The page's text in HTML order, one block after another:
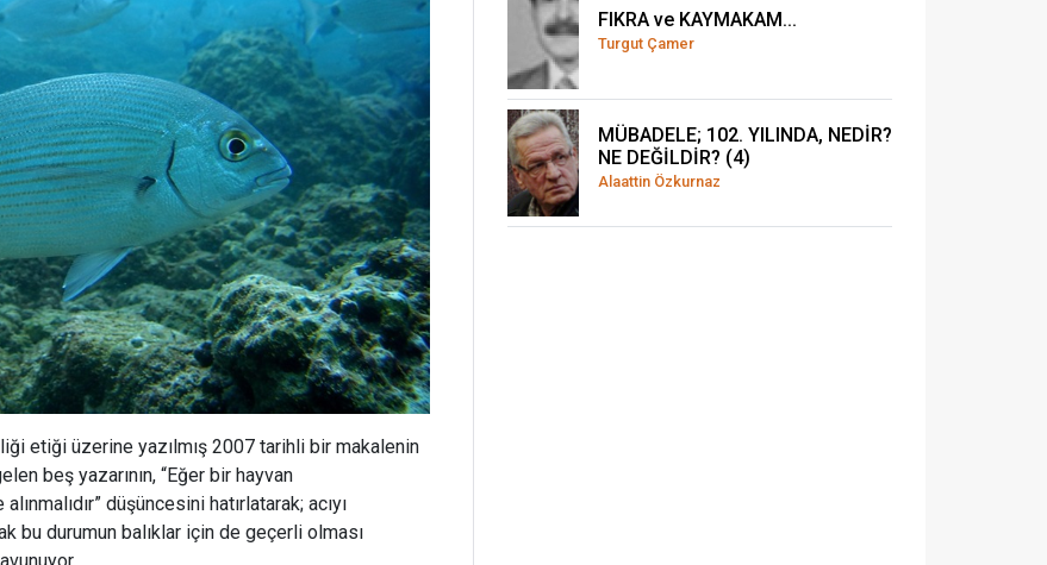
etiği üzerine yazılmış 2007 tarihli bir makalenin
beş yazarının, “Eğer bir hayvan
düşüncesini hatırlatarak; acıyı
bu durumun balıklar için de geçerli olması
FIKRA ve KAYMAKAM...
Turgut Çamer
MÜBADELE; 102. YILINDA, NEDİR?
NE DEĞİLDİR? (4)
Alaattin Özkurnaz